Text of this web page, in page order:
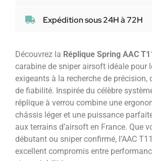
Expédition sous 24H à 72H
Découvrez la Réplique Spring AAC
carabine de sniper airsoft idéale pour
exigeants à la recherche de précision,
de fiabilité. Inspirée du célèbre
réplique à verrou combine une
châssis léger et une puissance
aux terrains d’airsoft en France. Que
débutant ou sniper confirmé, l’AAC
excellent compromis entre